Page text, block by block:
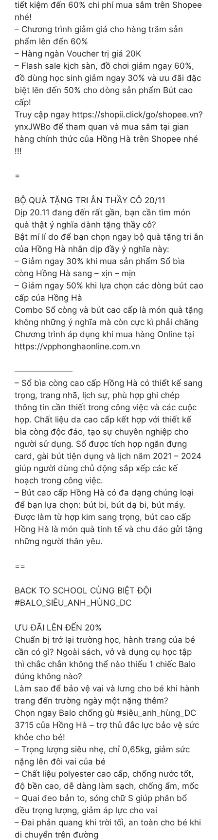
tiết kiệm đến 60% chi phí mua sắm trên Shopee
nhé!
– Chương trình giảm giá cho hàng trăm sản
phẩm lên đến 60%
– Hàng ngàn Voucher trị giá 20K
– Flash sale kịch sàn, đồ chơi giảm ngay 60%,
đồ dùng học sinh giảm ngay 30% và ưu đãi đặc
biệt lên đến 50% cho dòng sản phẩm Bút cao
cấp!
Truy cập ngay https://shopii.click/go/shopee.vn?
ynxJWBo để tham quan và mua sắm tại gian
hàng chính thức của Hồng Hà trên Shopee nhé
!!!
=
BỘ QUÀ TẶNG TRI ÂN THẦY CÔ 20/11
Dịp 20.11 đang đến rất gần, bạn cần tìm món
quà thật ý nghĩa dành tặng thầy cô?
Bật mí lí do để bạn chọn ngay bộ quà tặng tri ân
của Hồng Hà nhân dịp đầy ý nghĩa này:
– Giảm ngay 30% khi mua sản phẩm Sổ bìa
còng Hồng Hà sang – xịn – mịn
– Giảm ngay 50% khi lựa chọn các dòng bút cao
cấp của Hồng Hà
Combo Sổ còng và bút cao cấp là món quà tặng
không những ý nghĩa mà còn cực kì phải chăng
Chương trình áp dụng khi mua hàng Online tại
https://vpphonghaonline.com.vn
———————
– Sổ bìa còng cao cấp Hồng Hà có thiết kế sang
trọng, trang nhã, lịch sự, phù hợp ghi chép
thông tin cần thiết trong công việc và các cuộc
họp. Chất liệu da cao cấp kết hợp với thiết kế
bìa còng độc đáo, tạo sự chuyên nghiệp cho
người sử dụng. Sổ được tích hợp ngăn đựng
card, gài bút tiện dụng và lịch năm 2021 – 2024
giúp người dùng chủ động sắp xếp các kế
hoạch trong công việc.
– Bút cao cấp Hồng Hà có đa dạng chủng loại
để bạn lựa chọn: bút bi, bút dạ bi, bút máy.
Được làm từ hợp kim sang trọng, bút cao cấp
Hồng Hà là món quà tinh tế và chu đáo gửi tặng
những người thân yêu.
==
BACK TO SCHOOL CÙNG BIỆT ĐỘI
#BALO_SIÊU_ANH_HÙNG_DC
ƯU ĐÃI LÊN ĐẾN 20%
Chuẩn bị trở lại trường học, hành trang của bé
cần có gì? Ngoài sách, vở và dụng cụ học tập
thì chắc chắn không thể nào thiếu 1 chiếc Balo
đúng không nào?
Làm sao để bảo vệ vai và lưng cho bé khi hành
trang đến trường ngày một nặng thêm?
Chọn ngay Balo chống gù #siêu_anh_hùng_DC
3715 của Hồng Hà – trợ thủ đắc lực bảo vệ sức
khỏe cho bé!
– Trọng lượng siêu nhẹ, chỉ 0,65kg, giảm sức
nặng lên đôi vai của bé
– Chất liệu polyester cao cấp, chống nước tốt,
độ bền cao, dễ dàng làm sạch, chống ẩm, mốc
– Quai đeo bản to, sóng chữ S giúp phân bổ
đều trọng lượng, giảm áp lực cho vai
– Đai phản quang khi trời tối, an toàn cho bé khi
di chuyển trên đường